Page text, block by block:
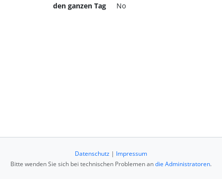
den ganzen Tag
No
Datenschutz | Impressum
Bitte wenden Sie sich bei technischen Problemen andie Administratoren.